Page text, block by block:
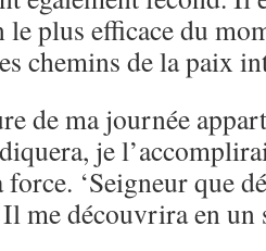
plus efficace du
chemins de la paix
de ma journée
je
‘Seigneur que
me découvrira en